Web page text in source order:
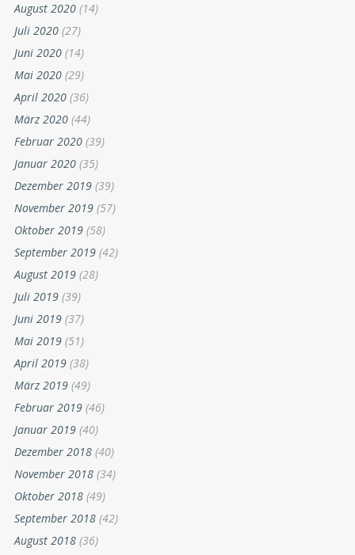
August 2020 (14)
Juli 2020 (27)
Juni 2020 (14)
Mai 2020 (29)
April 2020 (36)
März 2020 (44)
Februar 2020 (39)
Januar 2020 (35)
Dezember 2019 (39)
November 2019 (57)
Oktober 2019 (58)
September 2019 (42)
August 2019 (28)
Juli 2019 (39)
Juni 2019 (37)
Mai 2019 (51)
April 2019 (38)
März 2019 (49)
Februar 2019 (46)
Januar 2019 (40)
Dezember 2018 (40)
November 2018 (34)
Oktober 2018 (49)
September 2018 (42)
August 2018 (36)